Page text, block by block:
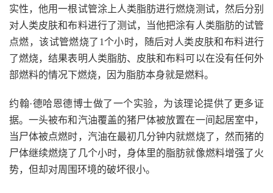
实性，他用一根试管涂上人类脂肪进行燃烧测试，然后分别
对人类皮肤和布料进行了测试，当他把涂有人类脂肪的试管
点燃，该试管燃烧了1个小时，随后对人类皮肤和布料进行
了燃烧，结果表明人类脂肪、皮肤和布料可以在没有任何外
部燃料的情况下燃烧，因为脂肪本身就是燃料。
约翰·德哈恩德博士做了一个实验，为该理论提供了更多证
据。一头被布和汽油覆盖的猪尸体被放置在一间起居室中，
当尸体被点燃时，汽油在最初几分钟内就燃烧了，然而猪的
尸体继续燃烧了几个小时，身体里的脂肪就像燃料增强了火
势，但却对周围环境的破坏很小。